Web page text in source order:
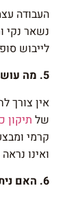
העבודה
לייבוש
5. מה עושים אם יש לי "צ'יפ" (שבר קטן) בכיור חדש?
אין צורך
של תיקון
קרמי
ואינו נראה
6. האם ניתן לחדש כיורי סיליקוורץ או גרניט?